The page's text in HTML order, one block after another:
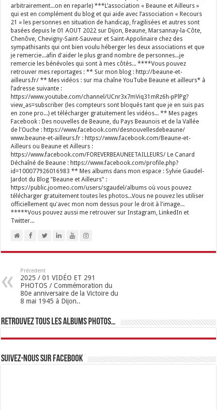
arbitrairement...on en reparle) ***L’association « Beaune et Ailleurs »
qui est en complément du blog et qui aide avec l’association « Recours
21 » les personnes en situation de handicap, fragilisées et autres sont
basées depuis le 01 AOUT 2022 sur Dijon, Beaune, Marsannay-la-Côte,
Chenôve, Chevigny-Saint-Sauveur et Saint-Appolinaire chez des
sympathisants qui ont bien voulu héberger les deux associations et que
je remercie...afin d'aider le plus grand nombre de personnes...je
remercie les bénévoles qui sont à mes côtés... ****Vous pouvez
retrouver mes reportages : ** Sur mon blog : http://beaune-et-
ailleurs.fr/ ** Mes vidéos : sur ma chaîne YouTube Beaune et ailleurs* à
l’adresse suivante :
https://www.youtube.com/channel/UCnr3x7mViq31mRz6h-pPlPg?
view_as=subscriber (les compteurs sont bloqués tant que je en suis pas
en zone pro...) et télécharger gratuitement les vidéos... ** Mes pages
Facebook : Des nouvelles de Beaune, du Pays Beaunois et de la Vallée
de l'Ouche : https://www.facebook.com/desnouvellesdebeaune/
www.beaune-et-ailleurs.fr : https://www.facebook.com/Beaune-et-
Ailleurs ou Beaune et Ailleurs :
https://www.facebook.com/FOREVERBEAUNEETAILLEURS/ Le Canard
Déchaîné de Beaune : https://www.facebook.com/profile.php?
id=100077926016983 ** Mes albums dans mon espace : Sylvie Gaudel-
Jardot du Blog "Beaune et Ailleurs" :
https://public.joomeo.com/users/sgaudel/albums où vous pouvez
télécharger gratuitement toutes les photos...Vous ne pouvez les utiliser
officiellement qu'avec mon nom dessus pour le droit à l'image...
*****Vous pouvez aussi me retrouver sur Instagram, LinkedIn et
Twitter...
Précedent
2025 / 01 VIDÉO ET 291
PHOTOS / Commémoration du
80e anniversaire de la Victoire du
8 mai 1945 à Dijon..
Retrouvez tous les albums photos…
Suivez-nous sur Facebook